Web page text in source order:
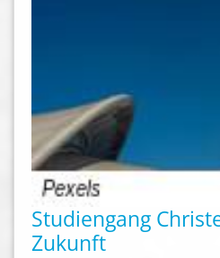
Studiengang
Zukunft